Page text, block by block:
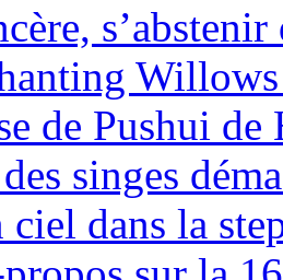
de Pushui de
singes
ciel dans la